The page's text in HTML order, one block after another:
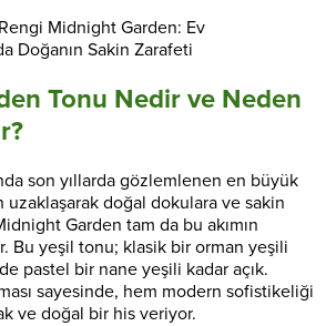
Tonu Nedir ve Neden
son yıllarda gözlemlenen en büyük
uzaklaşarak doğal dokulara ve sakin
Garden tam da bu akımın
Bu yeşil tonu; klasik bir orman yeşili
pastel bir nane yeşili kadar açık.
sayesinde, hem modern sofistikeliği
ve doğal bir his veriyor.